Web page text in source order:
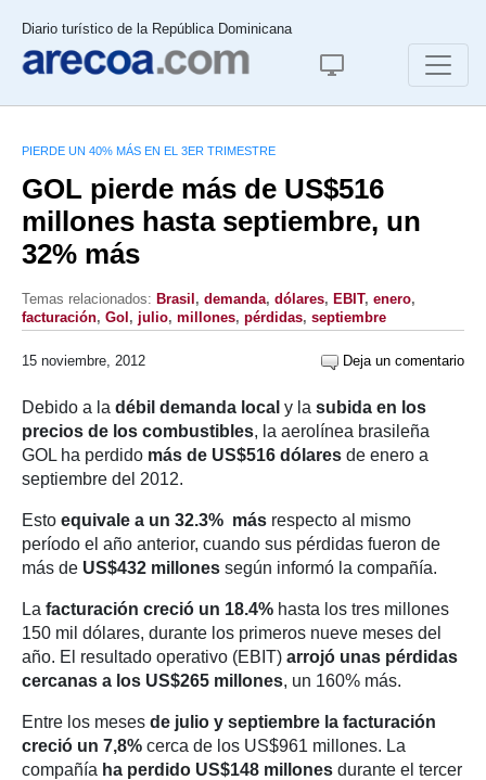
Diario turístico de la República Dominicana
PIERDE UN 40% MÁS EN EL 3ER TRIMESTRE
GOL pierde más de US$516
millones hasta septiembre, un
32% más
Temas relacionados: Brasil , demanda, dólares, EBIT, enero,
facturación, Gol , julio, millones, pérdidas, septiembre
15 noviembre, 2012 Deja un comentario
Debido a la débil demanda local y la subida en los
precios de los combustibles, la aerolínea brasileña
GOL ha perdido más de US$516 dólares de enero a
septiembre del 2012.
Esto equivale a un 32.3% más respecto al mismo
período el año anterior, cuando sus pérdidas fueron de
más de US$432 millones según informó la compañía.
La facturación creció un 18.4% hasta los tres millones
150 mil dólares, durante los primeros nueve meses del
año. El resultado operativo (EBIT) arrojó unas pérdidas
cercanas a los US$265 millones, un 160% más.
Entre los meses de julio y septiembre la facturación
creció un 7,8% cerca de los US$961 millones. La
compañía ha perdido US$148 millones durante el tercer